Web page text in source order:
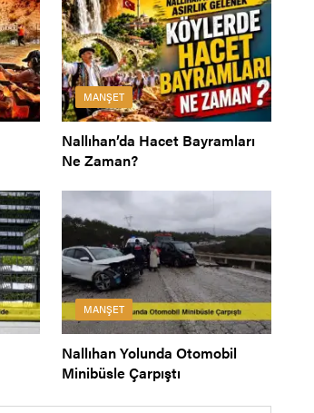
MANŞET
Nallıhan’da Hacet Bayramları
Ne Zaman?
MANŞET
Nallıhan Yolunda Otomobil
Minibüsle Çarpıştı